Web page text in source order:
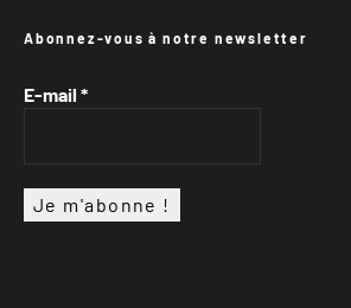
Abonnez-vous à notre newsletter
E-mail *